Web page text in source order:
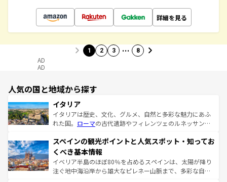
詳細を見る
1 2 3 … 8
AD
AD
人気の国と地域から探す
イタリア
イタリアは歴史、文化、グルメ、自然と多彩な魅力にあふ
れた国。 ローマの古代遺跡やフィレンツェのルネッサンス
ろん、トスカーナの美しい田園風景やアマルフィ海岸の絶
景など、自然景観も見逃せない。観光の合間には、本場の
ピザやパスタなど、絶品のイタリア料理を堪能することも
できる。朝目覚めてから夜眠るまで、すべての瞬間を楽し
スペインの観光ポイントと人気スポット・知ってお
くべき基本情報
イベリア半島のほぼ80％を占めるスペインは、太陽が降り
注ぐ地中海沿岸から雄大なピレネー山脈まで、多彩な自然